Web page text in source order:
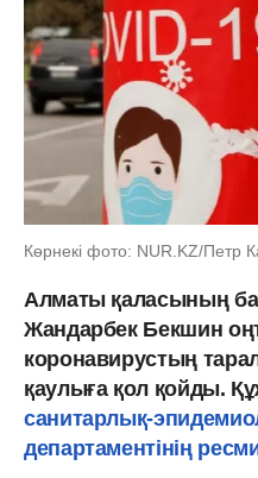
Көрнекі фото: NUR.KZ/Петр
Алматы қаласының
Жандарбек Бекшин
коронавирустың
қаулыға қол қойды.
санитарлық-
департаментінің